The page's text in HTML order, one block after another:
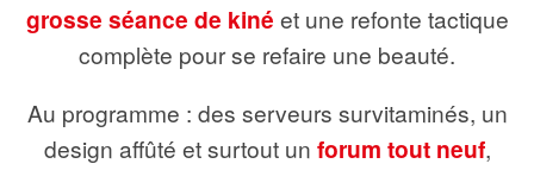
grosse séance de kiné et une refonte tactique
complète pour se refaire une beauté.
Au programme : des serveurs survitaminés, un
design affûté et surtout un forum tout neuf,